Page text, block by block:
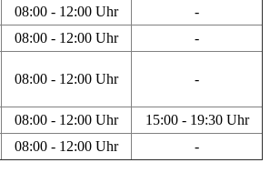
08:00 - 12:00 Uhr
-
08:00 - 12:00 Uhr -
08:00 - 12:00 Uhr -
08:00 - 12:00 Uhr
15:00 - 19:30 Uhr
08:00 - 12:00 Uhr -